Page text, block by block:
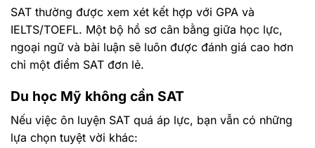
SAT thường được xem xét kết hợp với GPA và
IELTS/TOEFL. Một bộ hồ sơ cân bằng giữa học lực,
ngoại ngữ và bài luận sẽ luôn được đánh giá cao hơn
chỉ một điểm SAT đơn lẻ.
Du học Mỹ không cần SAT
Nếu việc ôn luyện SAT quá áp lực, bạn vẫn có những
lựa chọn tuyệt vời khác: